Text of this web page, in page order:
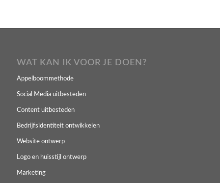
WAT KAN IK VOOR JE DOEN?
Appelboommethode
Social Media uitbesteden
Content uitbesteden
Bedrijfsidentiteit ontwikkelen
Website ontwerp
Logo en huisstijl ontwerp
Marketing